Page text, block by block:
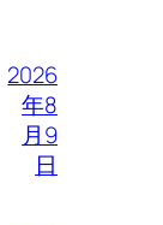
2026
年8
月9
日